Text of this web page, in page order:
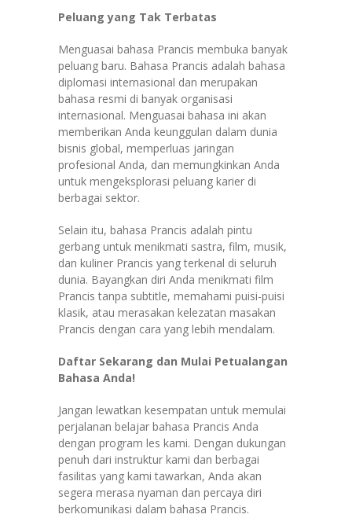
Peluang yang Tak Terbatas
Menguasai bahasa Prancis membuka banyak
peluang baru. Bahasa Prancis adalah bahasa
diplomasi internasional dan merupakan
bahasa resmi di banyak organisasi
internasional. Menguasai bahasa ini akan
memberikan Anda keunggulan dalam dunia
bisnis global, memperluas jaringan
profesional Anda, dan memungkinkan Anda
untuk mengeksplorasi peluang karier di
berbagai sektor.
Selain itu, bahasa Prancis adalah pintu
gerbang untuk menikmati sastra, film, musik,
dan kuliner Prancis yang terkenal di seluruh
dunia. Bayangkan diri Anda menikmati film
Prancis tanpa subtitle, memahami puisi-puisi
klasik, atau merasakan kelezatan masakan
Prancis dengan cara yang lebih mendalam.
Daftar Sekarang dan Mulai Petualangan
Bahasa Anda!
Jangan lewatkan kesempatan untuk memulai
perjalanan belajar bahasa Prancis Anda
dengan program les kami. Dengan dukungan
penuh dari instruktur kami dan berbagai
fasilitas yang kami tawarkan, Anda akan
segera merasa nyaman dan percaya diri
berkomunikasi dalam bahasa Prancis.